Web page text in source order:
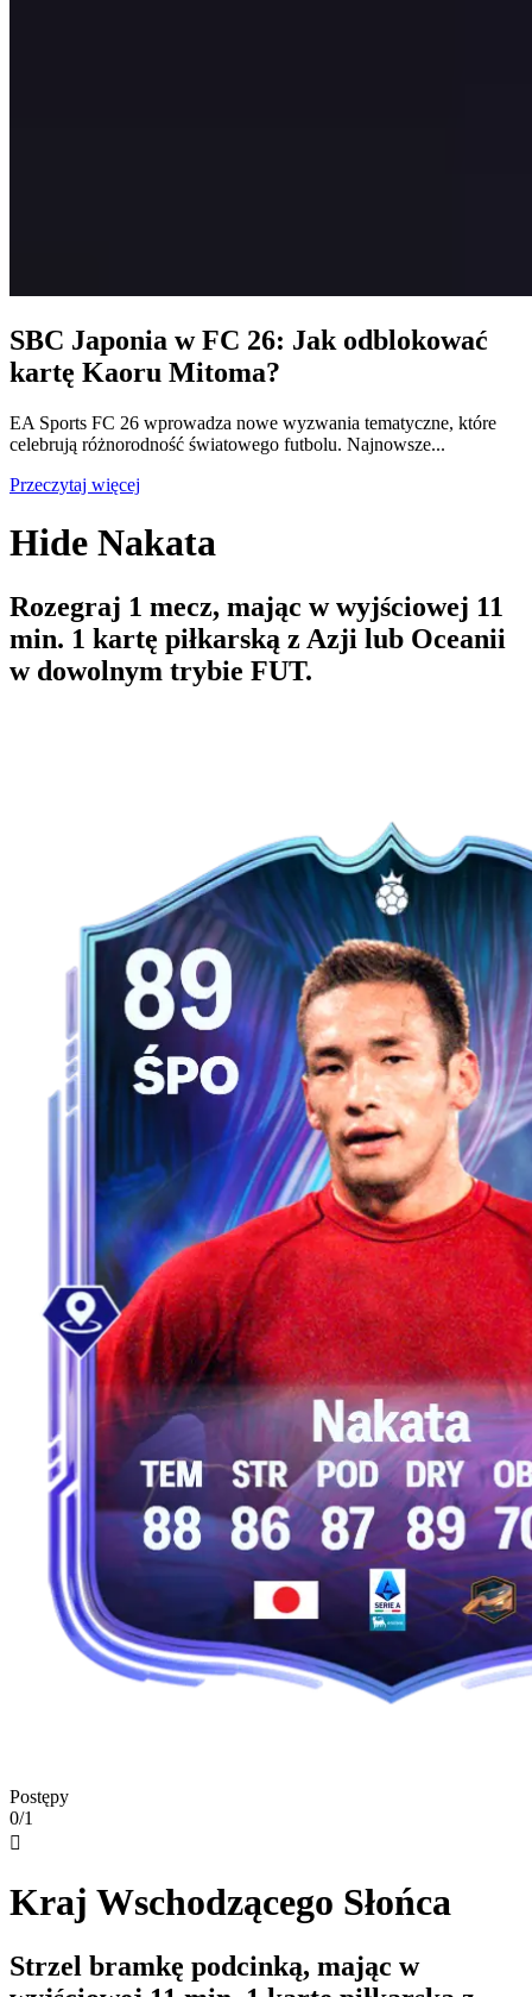
SBC Japonia w FC 26: Jak odblokować
kartę Kaoru Mitoma?
EA Sports FC 26 wprowadza nowe wyzwania tematyczne, które
celebrują różnorodność światowego futbolu. Najnowsze...
Przeczytaj więcej
Hide Nakata
Rozegraj 1 mecz, mając w wyjściowej 11
min. 1 kartę piłkarską z Azji lub Oceanii
w dowolnym trybie FUT.
Postępy
0/1

Kraj Wschodzącego Słońca
Strzel bramkę podcinką, mając w